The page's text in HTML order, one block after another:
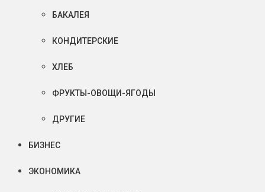
БАКАЛЕЯ
КОНДИТЕРСКИЕ
ХЛЕБ
ФРУКТЫ-ОВОЩИ-ЯГОДЫ
ДРУГИЕ
БИЗНЕС
ЭКОНОМИКА